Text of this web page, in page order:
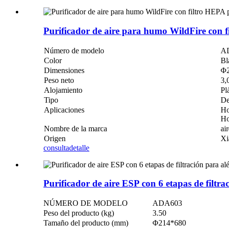
Purificador de aire para humo WildFire con
Número de modelo
Color
Dimensiones
Peso neto
Alojamiento
Tipo
Aplicaciones
Nombre de la marca
Origen
consultadetalle
Purificador de aire ESP con 6 etapas de
NÚMERO DE MODELO
ADA603
Peso del producto (kg)
3.50
Tamaño del producto (mm)
Φ214*680